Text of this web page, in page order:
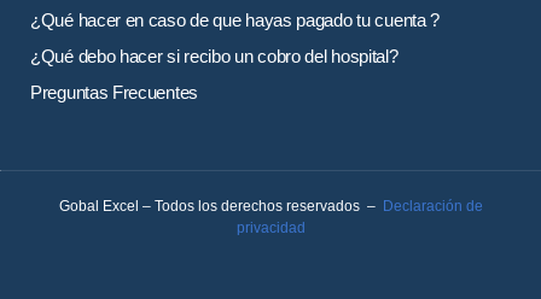
¿Qué hacer en caso de que hayas pagado tu cuenta ?
¿Qué debo hacer si recibo un cobro del hospital?
Preguntas Frecuentes
Gobal Excel – Todos los derechos reservados – Declaración de
privacidad